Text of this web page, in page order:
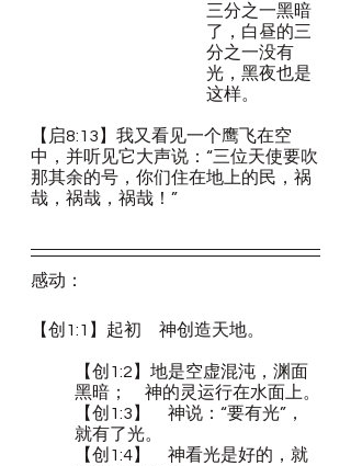
三分之一黑暗
了，白昼的三
分之一没有
光，黑夜也是
这样。
【启8:13】我又看见一个鹰飞在空
中，并听见它大声说：“三位天使要吹
那其余的号，你们住在地上的民，祸
哉，祸哉，祸哉！”
感动：
【创1:1】起初　神创造天地。
【创1:2】地是空虚混沌，渊面
黑暗；　神的灵运行在水面上。
【创1:3】　神说：“要有光”，
就有了光。
【创1:4】　神看光是好的，就